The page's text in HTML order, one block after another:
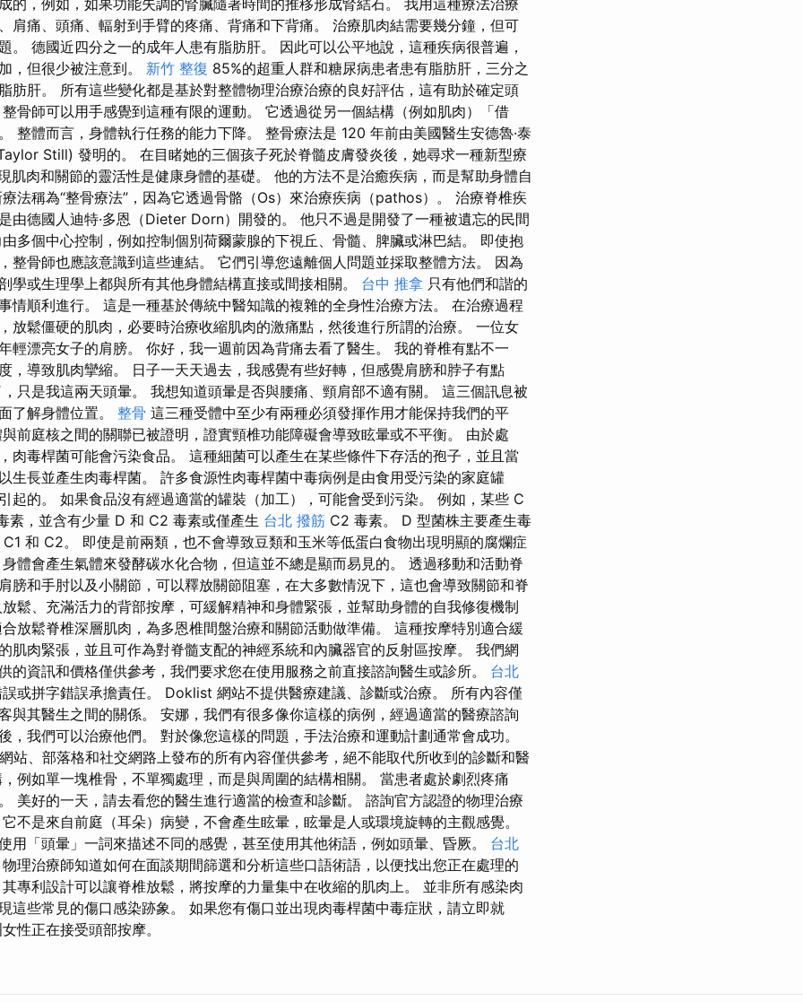
肩痛、頭痛、輻射到手臂的疼痛、背痛和下背痛。 治療肌肉結需要幾分鐘，但可
。 德國近四分之一的成年人患有脂肪肝。 因此可以公平地說，這種疾病很普遍，
，但很少被注意到。 新竹 整復 85%的超重人群和糖尿病患者患有脂肪肝，三分之
肪肝。 所有這些變化都是基於對整體物理治療治療的良好評估，這有助於確定頭
骨師可以用手感覺到這種有限的運動。 它透過從另一個結構（例如肌肉）「借
整體而言，身體執行任務的能力下降。 整骨療法是 120 年前由美國醫生安德魯·泰
Still) 發明的。 在目睹她的三個孩子死於脊髓皮膚發炎後，她尋求一種新型療
肌肉和關節的靈活性是健康身體的基礎。 他的方法不是治癒疾病，而是幫助身體自
法稱為“整骨療法”，因為它透過骨骼（Os）來治療疾病（pathos）。 治療脊椎疾
由德國人迪特·多恩（Dieter Dorn）開發的。 他只不過是開發了一種被遺忘的民間
多個中心控制，例如控制個別荷爾蒙腺的下視丘、骨髓、脾臟或淋巴結。 即使抱
整骨師也應該意識到這些連結。 它們引導您遠離個人問題並採取整體方法。 因為
學或生理學上都與所有其他身體結構直接或間接相關。 台中 推拿 只有他們和諧的
情順利進行。 這是一種基於傳統中醫知識的複雜的全身性治療方法。 在治療過程
放鬆僵硬的肌肉，必要時治療收縮肌肉的激痛點，然後進行所謂的治療。 一位女
輕漂亮女子的肩膀。 你好，我一週前因為背痛去看了醫生。 我的脊椎有點不一
，導致肌肉攣縮。 日子一天天過去，我感覺有些好轉，但感覺肩膀和脖子有點
只是我這兩天頭暈。 我想知道頭暈是否與腰痛、頸肩部不適有關。 這三個訊息被
了解身體位置。 整骨 這三種受體中至少有兩種必須發揮作用才能保持我們的平
前庭核之間的關聯已被證明，證實頸椎功能障礙會導致眩暈或不平衡。 由於處
肉毒桿菌可能會污染食品。 這種細菌可以產生在某些條件下存活的孢子，並且當
生長並產生肉毒桿菌。 許多食源性肉毒桿菌中毒病例是由食用受污染的家庭罐
起的。 如果食品沒有經過適當的罐裝（加工），可能會受到污染。 例如，某些 C
素，並含有少量 D 和 C2 毒素或僅產生 台北 撥筋 C2 毒素。 D 型菌株主要產生毒
和 C2。 即使是前兩類，也不會導致豆類和玉米等低蛋白食物出現明顯的腐爛症
體會產生氣體來發酵碳水化合物，但這並不總是顯而易見的。 透過移動和活動脊
膀和手肘以及小關節，可以釋放關節阻塞，在大多數情況下，這也會導致關節和脊
鬆、充滿活力的背部按摩，可緩解精神和身體緊張，並幫助身體的自我修復機制
放鬆脊椎深層肌肉，為多恩椎間盤治療和關節活動做準備。 這種按摩特別適合緩
肌肉緊張，並且可作為對脊髓支配的神經系統和內臟器官的反射區按摩。 我們網
的資訊和價格僅供參考，我們要求您在使用服務之前直接諮詢醫生或診所。 台北
或拼字錯誤承擔責任。 Doklist 網站不提供醫療建議、診斷或治療。 所有內容僅
與其醫生之間的關係。 安娜，我們有很多像你這樣的病例，經過適當的醫療諮詢
，我們可以治療他們。 對於像您這樣的問題，手法治療和運動計劃通常會成功。
站、部落格和社交網路上發布的所有內容僅供參考，絕不能取代所收到的診斷和醫
例如單一塊椎骨，不單獨處理，而是與周圍的結構相關。 當患者處於劇烈疼痛
美好的一天，請去看您的醫生進行適當的檢查和診斷。 諮詢官方認證的物理治療
不是來自前庭（耳朵）病變，不會產生眩暈，眩暈是人或環境旋轉的主觀感覺。
用「頭暈」一詞來描述不同的感覺，甚至使用其他術語，例如頭暈、昏厥。 台北
理治療師知道如何在面談期間篩選和分析這些口語術語，以便找出您正在處理的
專利設計可以讓脊椎放鬆，將按摩的力量集中在收縮的肌肉上。 並非所有感染肉
這些常見的傷口感染跡象。 如果您有傷口並出現肉毒桿菌中毒症狀，請立即就
性正在接受頭部按摩。